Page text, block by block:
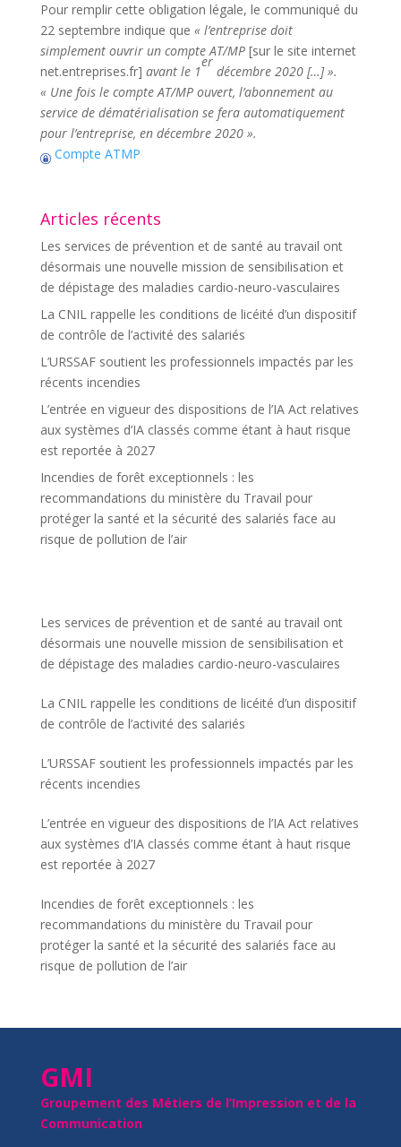
Pour remplir cette obligation légale, le communiqué du
22 septembre indique que « l’entreprise doit
simplement ouvrir un compte AT/MP [sur le site internet
net.entreprises.fr] avant le 1
er
décembre 2020 […] ».
« Une fois le compte AT/MP ouvert, l’abonnement au
service de dématérialisation se fera automatiquement
pour l’entreprise, en décembre 2020 ».
Compte ATMP
Articles récents
Les services de prévention et de santé au travail ont
désormais une nouvelle mission de sensibilisation et
de dépistage des maladies cardio-neuro-vasculaires
La CNIL rappelle les conditions de licéité d’un dispositif
de contrôle de l’activité des salariés
L’URSSAF soutient les professionnels impactés par les
récents incendies
L’entrée en vigueur des dispositions de l’IA Act relatives
aux systèmes d’IA classés comme étant à haut risque
est reportée à 2027
Incendies de forêt exceptionnels : les
recommandations du ministère du Travail pour
protéger la santé et la sécurité des salariés face au
risque de pollution de l’air
Les services de prévention et de santé au travail ont
désormais une nouvelle mission de sensibilisation et
de dépistage des maladies cardio-neuro-vasculaires
La CNIL rappelle les conditions de licéité d’un dispositif
de contrôle de l’activité des salariés
L’URSSAF soutient les professionnels impactés par les
récents incendies
L’entrée en vigueur des dispositions de l’IA Act relatives
aux systèmes d’IA classés comme étant à haut risque
est reportée à 2027
Incendies de forêt exceptionnels : les
recommandations du ministère du Travail pour
protéger la santé et la sécurité des salariés face au
risque de pollution de l’air
GMI
Groupement des Métiers de l’Impression et de la
Communication